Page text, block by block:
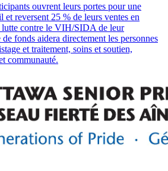
ouvrent leurs portes pour une
et reversent 25 % de leurs ventes en
lutte contre le VIH/SIDA de leur
fonds aidera directement les personnes
et traitement, soins et soutien,
communauté.